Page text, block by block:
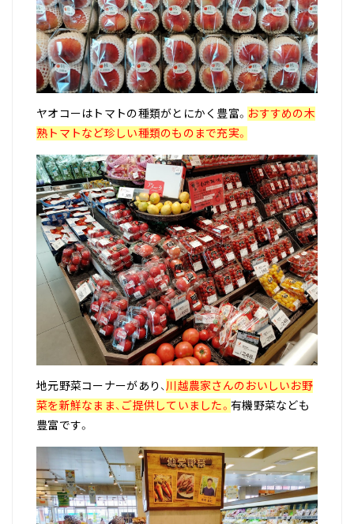
ヤオコーはトマトの種類がとにかく豊富。 おすすめの木
熟トマトなど珍しい種類のものまで充実。
地元野菜コーナーがあり、川越農家さんのおいしいお野
菜を新鮮なまま、ご提供していました。有機野菜なども
豊富です。